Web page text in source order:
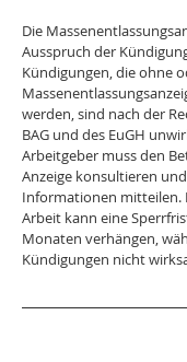
Die
Ausspruch der
Kündigungen, die ohne
werden, sind nach der
BAG und des EuGH
Arbeitgeber muss den
Anzeige konsultieren
Informationen mitteilen.
Arbeit kann eine
Monaten verhängen,
Kündigungen nicht